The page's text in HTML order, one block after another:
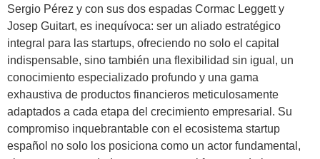
Sergio Pérez y con sus dos espadas Cormac Leggett y
Josep Guitart, es inequívoca: ser un aliado estratégico
integral para las startups, ofreciendo no solo el capital
indispensable, sino también una flexibilidad sin igual, un
conocimiento especializado profundo y una gama
exhaustiva de productos financieros meticulosamente
adaptados a cada etapa del crecimiento empresarial. Su
compromiso inquebrantable con el ecosistema startup
español no solo los posiciona como un actor fundamental,